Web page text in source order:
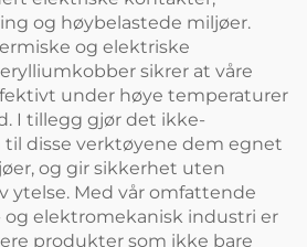
og høybelastede miljøer.
og elektriske
sikrer at våre
under høye temperaturer
I tillegg gjør det ikke-
disse verktøyene dem egnet
og gir sikkerhet uten
ytelse. Med vår omfattende
og elektromekanisk industri er
produkter som ikke bare